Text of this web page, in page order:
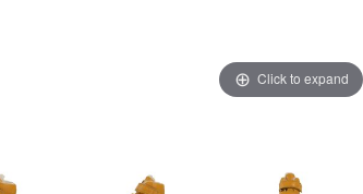
Click to expand